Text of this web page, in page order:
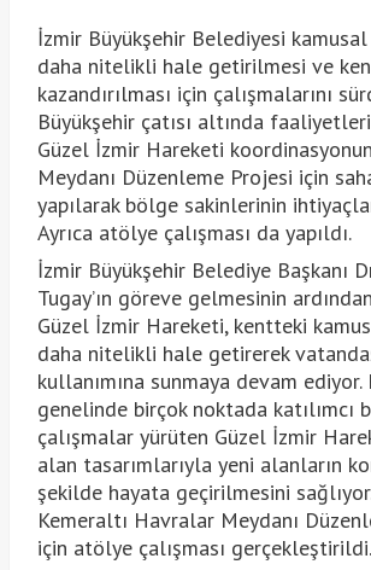
İzmir Büyükşehir Belediyesi
daha nitelikli hale getirilmesi ve
kazandırılması için çalışmalarını
Büyükşehir çatısı altında
Güzel İzmir Hareketi
Meydanı Düzenleme Projesi için
yapılarak bölge sakinlerinin
Ayrıca atölye çalışması da yapıldı.
İzmir Büyükşehir Belediye Başkanı
Tugay’ın göreve gelmesinin
Güzel İzmir Hareketi, kentteki
daha nitelikli hale getirerek
kullanımına sunmaya devam ediyor.
genelinde birçok noktada katılımcı
çalışmalar yürüten Güzel İzmir
alan tasarımlarıyla yeni alanların
şekilde hayata geçirilmesini
Kemeraltı Havralar Meydanı
için atölye çalışması gerçekleştirildi.